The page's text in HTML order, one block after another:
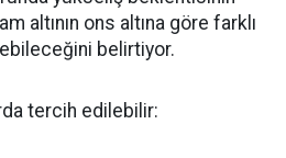
altının ons altına göre farklı
belirtiyor.
tercih edilebilir: